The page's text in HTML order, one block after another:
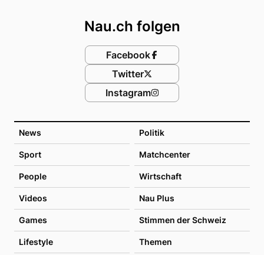
News Politik
Sport Matchcenter
People Wirtschaft
Videos Nau Plus
Games Stimmen der Schweiz
Lifestyle Themen
Nau.ch folgen
Facebook
Twitter
Instagram